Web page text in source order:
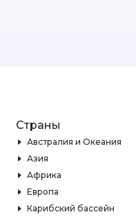
Страны
Австралия и Океания
Азия
Африка
Европа
Карибский бассейн